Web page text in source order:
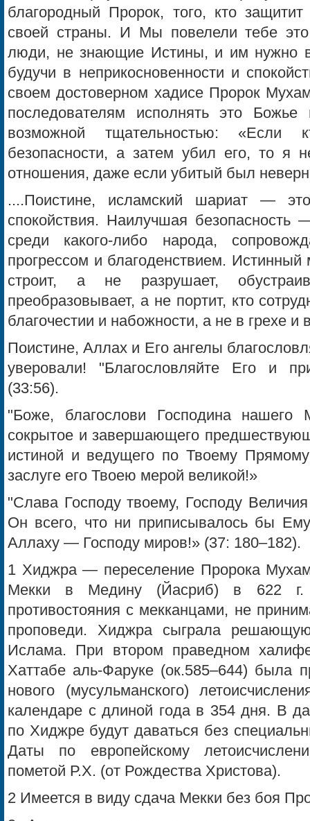
благородный Пророк, того, кто
своей страны. И Мы повелели тебе
люди, не знающие Истины, и им нужно
будучи в неприкосновенности и
своем достоверном хадисе Пророк
последователям исполнять это
возможной тщательностью: «Если
безопасности, а затем убил его, то я
отношения, даже если убитый был
....Поистине, исламский шариат —
спокойствия. Наилучшая безопасность
среди какого-либо народа,
прогрессом и благоденствием.
строит, а не разрушает,
преобразовывает, а не портит, кто
благочестии и набожности, а не в грехе
Поистине, Аллах и Его ангелы
уверовали! "Благословляйте Его и
(33:56).
"Боже, благослови Господина нашего
сокрытое и завершающего
истиной и ведущего по Твоему
заслуге его Твоею мерой великой!»
"Слава Господу твоему, Господу
Он всего, что ни приписывалось бы
Аллаху — Господу миров!» (37: 180–182).
1 Хиджра — переселение Пророка
Мекки в Медину (Йасриб) в 622 г.
противостояния с мекканцами, не
проповеди. Хиджра сыграла
Ислама. При втором праведном
Хаттабе аль-Фаруке (ок.585–644) была
нового (мусульманского)
календаре с длиной года в 354 дня. В
по Хиджре будут даваться без
Даты по европейскому
пометой Р.Х. (от Рождества Христова).
2 Имеется в виду сдача Мекки без боя